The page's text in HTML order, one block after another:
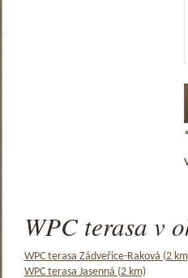
WPC terasa v
WPC terasa Zádveřice-Raková (2
WPC terasa Jasenná (2 km)